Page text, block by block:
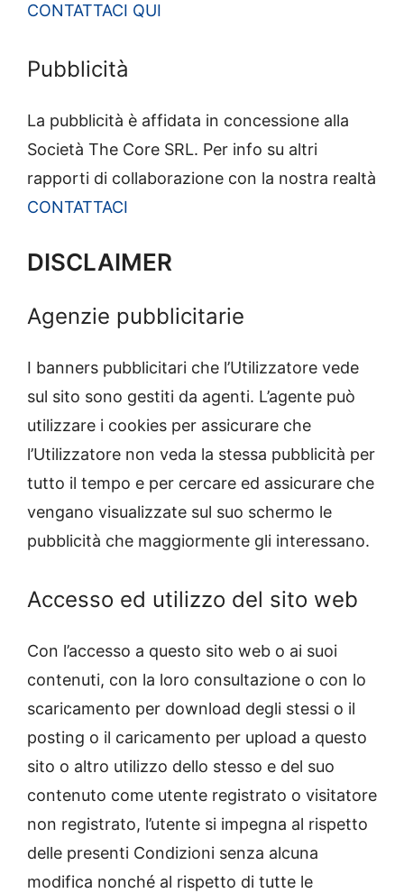
CONTATTACI QUI
Pubblicità
La pubblicità è affidata in concessione alla
Società The Core SRL. Per info su altri
rapporti di collaborazione con la nostra realtà
CONTATTACI
DISCLAIMER
Agenzie pubblicitarie
I banners pubblicitari che l’Utilizzatore vede
sul sito sono gestiti da agenti. L’agente può
utilizzare i cookies per assicurare che
l’Utilizzatore non veda la stessa pubblicità per
tutto il tempo e per cercare ed assicurare che
vengano visualizzate sul suo schermo le
pubblicità che maggiormente gli interessano.
Accesso ed utilizzo del sito web
Con l’accesso a questo sito web o ai suoi
contenuti, con la loro consultazione o con lo
scaricamento per download degli stessi o il
posting o il caricamento per upload a questo
sito o altro utilizzo dello stesso e del suo
contenuto come utente registrato o visitatore
non registrato, l’utente si impegna al rispetto
delle presenti Condizioni senza alcuna
modifica nonché al rispetto di tutte le